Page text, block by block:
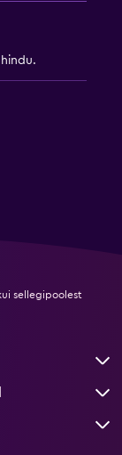
sellegipoolest